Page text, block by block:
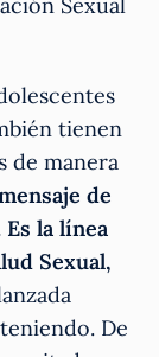
tienen
de manera
de
la línea
Sexual,
De